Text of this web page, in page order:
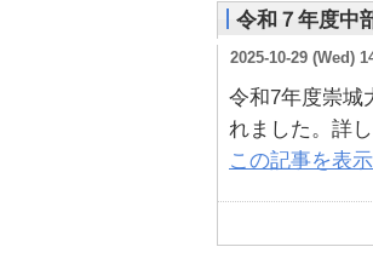
令和７年度中
2025-10-29 (Wed)
令和7年度崇城
れました。詳
この記事を表示